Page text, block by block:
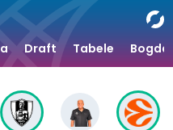
Draft Tabele